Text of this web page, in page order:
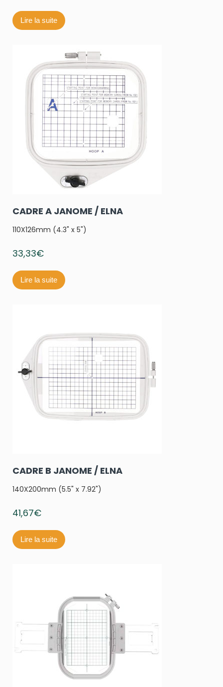
Lire la suite
CADRE A JANOME / ELNA
110X126mm (4.3" x 5")
33,33€
Lire la suite
CADRE B JANOME / ELNA
140X200mm (5.5" x 7.92")
41,67€
Lire la suite